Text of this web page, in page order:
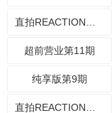
超前营业第11期
纯享版第9期